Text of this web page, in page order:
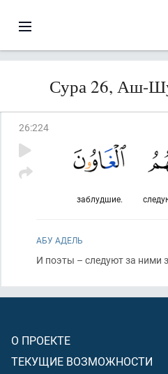
Сура 26, Аш-
26:224
заблудшие.
АБУ АДЕЛЬ
И поэты – следуют за ними
О ПРОЕКТЕ
ТЕКУЩИЕ ВОЗМОЖНОСТИ